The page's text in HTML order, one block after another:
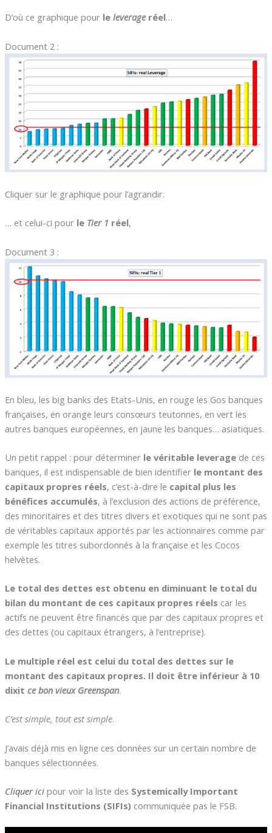
D’où ce graphique pour le leverage réel…
Document 2 :
Cliquer sur le graphique pour l’agrandir.
… et celui-ci pour le Tier 1 réel,
Document 3 :
En bleu, les big banks des Etats-Unis, en rouge les Gos banques
françaises, en orange leurs consœurs teutonnes, en vert les
autres banques européennes, en jaune les banques… asiatiques.
Un petit rappel : pour déterminer le véritable leveragede ces
banques, il est indispensable de bien identifier le montant des
capitaux propres réels, c’est-à-dire le capital plus les
bénéfices accumulés, à l’exclusion des actions de préférence,
des minoritaires et des titres divers et exotiques qui ne sont pas
de véritables capitaux apportés par les actionnaires comme par
exemple les titres subordonnés à la française et les Cocos
helvètes.
Le total des dettes est obtenu en diminuant le total du
bilan du montant de ces capitaux propres réels car les
actifs ne peuvent être financés que par des capitaux propres et
des dettes (ou capitaux étrangers, à l’entreprise).
Le multiple réel est celui du total des dettes sur le
montant des capitaux propres. Il doit être inférieur à 10
dixit ce bon vieux Greenspan.
C’est simple, tout est simple.
J’avais déjà mis en ligne ces données sur un certain nombre de
banques sélectionnées.
Cliquer icipour voir la liste des Systemically Important
Financial Institutions (SIFIs) communiquée pas le FSB.